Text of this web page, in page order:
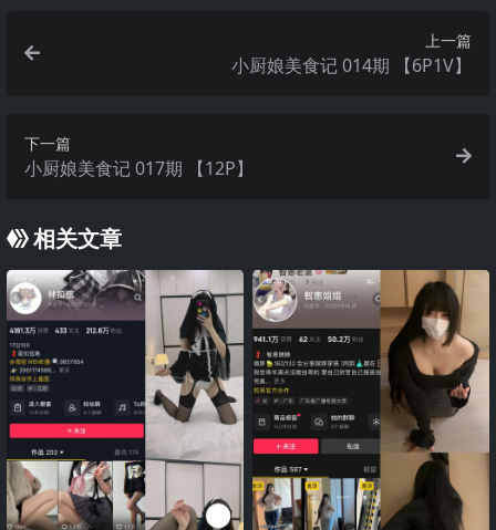
上一篇
小厨娘美食记 014期 【6P1V】
下一篇
小厨娘美食记 017期 【12P】
相关文章